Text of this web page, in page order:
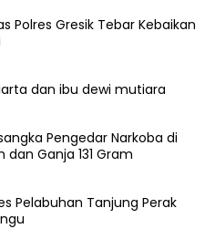
Polres Gresik Tebar Kebaikan
dan ibu dewi mutiara
Pengedar Narkoba di
Ganja 131 Gram
Pelabuhan Tanjung Perak